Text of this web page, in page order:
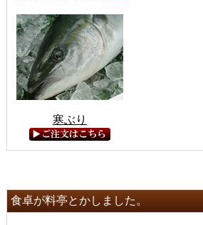
寒ぶり
食卓が料亭とかしました。